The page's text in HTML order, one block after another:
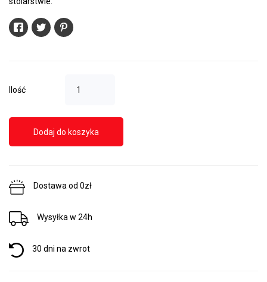
Ilość
Dodaj do koszyka
Dostawa od 0zł
Wysyłka w 24h
30 dni na zwrot